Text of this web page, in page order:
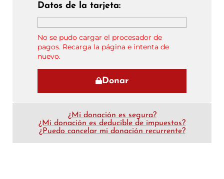
Datos de la tarjeta:
No se pudo cargar el procesador de
pagos. Recarga la página e intenta de
nuevo.
Donar
¿Mi donación es segura?
¿Mi donación es deducible de impuestos?
¿Puedo cancelar mi donación recurrente?